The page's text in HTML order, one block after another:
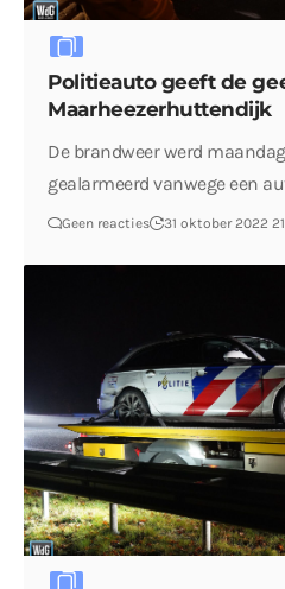
Politieauto geeft de
Maarheezerhuttendijk
De brandweer werd
gealarmeerd vanwege een
Geen reacties 31 oktober 2022